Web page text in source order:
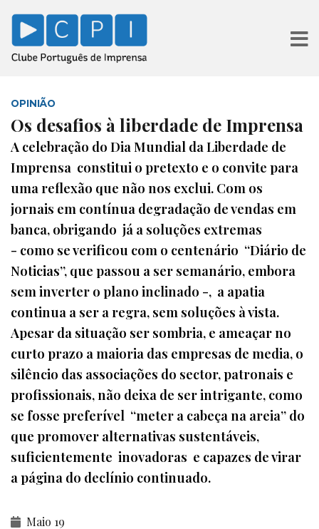
OPINIÃO
Os desafios à liberdade de Imprensa
A celebração do Dia Mundial da Liberdade de
Imprensa constitui o pretexto e o convite para
uma reflexão que não nos exclui. Com os
jornais em contínua degradação de vendas em
banca, obrigando já a soluções extremas
- como se verificou com o centenário “Diário de
Noticias”, que passou a ser semanário, embora
sem inverter o plano inclinado -, a apatia
continua a ser a regra, sem soluções à vista.
Apesar da situação ser sombria, e ameaçar no
curto prazo a maioria das empresas de media, o
silêncio das associações do sector, patronais e
profissionais, não deixa de ser intrigante, como
se fosse preferível “meter a cabeça na areia” do
que promover alternativas sustentáveis,
suficientemente inovadoras e capazes de virar
a página do declínio continuado.
Maio 19